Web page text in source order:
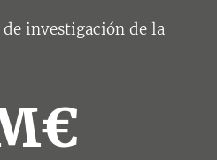
de investigación de la